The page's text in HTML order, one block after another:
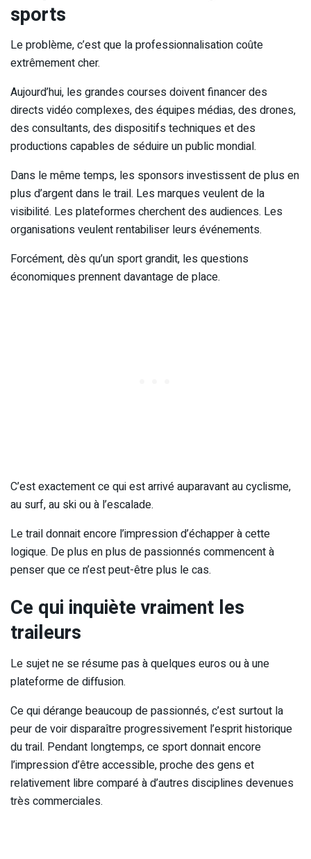
sports
Le problème, c’est que la professionnalisation coûte
extrêmement cher.
Aujourd’hui, les grandes courses doivent financer des
directs vidéo complexes, des équipes médias, des drones,
des consultants, des dispositifs techniques et des
productions capables de séduire un public mondial.
Dans le même temps, les sponsors investissent de plus en
plus d’argent dans le trail. Les marques veulent de la
visibilité. Les plateformes cherchent des audiences. Les
organisations veulent rentabiliser leurs événements.
Forcément, dès qu’un sport grandit, les questions
économiques prennent davantage de place.
C’est exactement ce qui est arrivé auparavant au cyclisme,
au surf, au ski ou à l’escalade.
Le trail donnait encore l’impression d’échapper à cette
logique. De plus en plus de passionnés commencent à
penser que ce n’est peut-être plus le cas.
Ce qui inquiète vraiment les
traileurs
Le sujet ne se résume pas à quelques euros ou à une
plateforme de diffusion.
Ce qui dérange beaucoup de passionnés, c’est surtout la
peur de voir disparaître progressivement l’esprit historique
du trail. Pendant longtemps, ce sport donnait encore
l’impression d’être accessible, proche des gens et
relativement libre comparé à d’autres disciplines devenues
très commerciales.